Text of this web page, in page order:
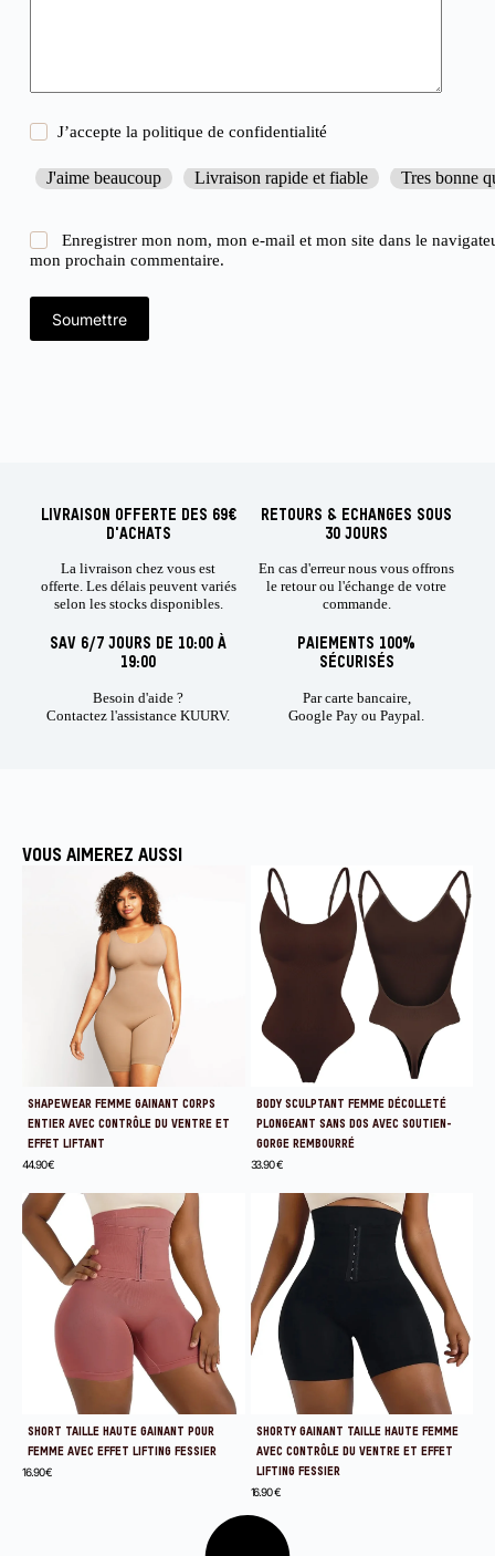
J’accepte lapolitique de confidentialité
J'aime beaucoup Livraison rapide et fiable Tres bonne
Enregistrer mon nom, mon e-mail et mon site dans le
mon prochain commentaire.
Soumettre
LIVRAISON OFFERTE DES 69€
D'ACHATS
La livraison chez vous est
offerte. Les délais peuvent variés
selon les stocks disponibles.
RETOURS & ECHANGES SOUS
30 JOURS
En cas d'erreur nous vous offrons
le retour ou l'échange de votre
commande.
SAV 6/7 JOURS DE 10:00 À
19:00
Besoin d'aide ?
Contactez l'assistance KUURV.
PAIEMENTS 100%
SÉCURISÉS
Par carte bancaire,
Google Pay ou Paypal.
VOUS AIMEREZ AUSSI
SHAPEWEAR FEMME GAINANT CORPS
ENTIER AVEC CONTRÔLE DU VENTRE ET
EFFET LIFTANT
44.90€
BODY SCULPTANT FEMME DÉCOLLETÉ
PLONGEANT SANS DOS AVEC SOUTIEN-
GORGE REMBOURRÉ
33.90€
SHORT TAILLE HAUTE GAINANT POUR
FEMME AVEC EFFET LIFTING FESSIER
16.90€
SHORTY GAINANT TAILLE HAUTE FEMME
AVEC CONTRÔLE DU VENTRE ET EFFET
LIFTING FESSIER
16.90€